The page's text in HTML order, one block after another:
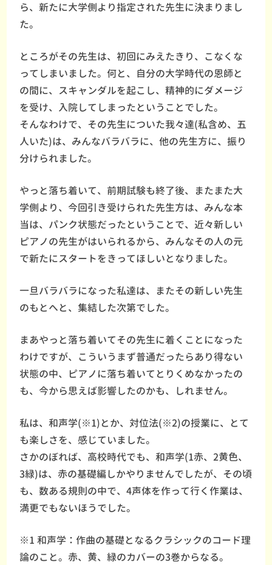
ら、新たに大学側より指定された先生に決まりまし
た。
ところがその先生は、初回にみえたきり、こなくな
ってしまいました。何と、自分の大学時代の恩師と
の間に、スキャンダルを起こし、精神的にダメージ
を受け、入院してしまったということでした。
そんなわけで、その先生についた我々達(私含め、五
人いた)は、みんなバラバラに、他の先生方に、振り
分けられました。
やっと落ち着いて、前期試験も終了後、またまた大
学側より、今回引き受けられた先生方は、みんな本
当は、パンク状態だったということで、近々新しい
ピアノの先生がはいられるから、みんなその人の元
で新たにスタートをきってほしいとなりました。
一旦バラバラになった私達は、またその新しい先生
のもとへと、集結した次第でした。
まあやっと落ち着いてその先生に着くことになった
わけですが、こういうまず普通だったらあり得ない
状態の中、ピアノに落ち着いてとりくめなかったの
も、今から思えば影響したのかも、しれません。
私は、和声学(※1)とか、対位法(※2)の授業に、とて
も楽しさを、感じていました。
さかのぼれば、高校時代でも、和声学(1赤、2黄色、
3緑)は、赤の基礎編しかやりませんでしたが、その頃
も、数ある規則の中で、4声体を作って行く作業は、
満更でもないほうでした。
※1 和声学：作曲の基礎となるクラシックのコード理
論のこと。赤、黄、緑のカバーの3巻からなる。